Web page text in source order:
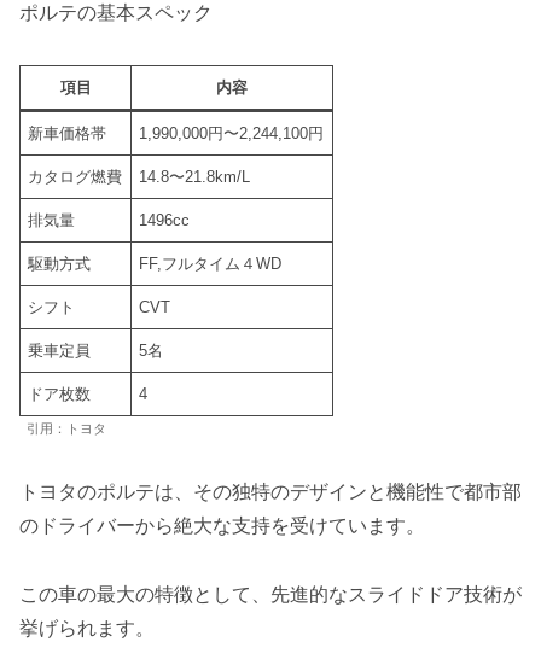
ポルテの基本スペック
項目 内容
新車価格帯 1,990,000円〜2,244,100円
カタログ燃費 14.8〜21.8km/L
排気量 1496cc
駆動方式 FF,フルタイム４WD
シフト CVT
乗車定員 5名
ドア枚数 4
引用：トヨタ
トヨタのポルテは、その独特のデザインと機能性で都市部
のドライバーから絶大な支持を受けています。
この車の最大の特徴として、先進的なスライドドア技術が
挙げられます。